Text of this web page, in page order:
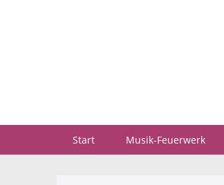
Start Musik-Feuerwerk